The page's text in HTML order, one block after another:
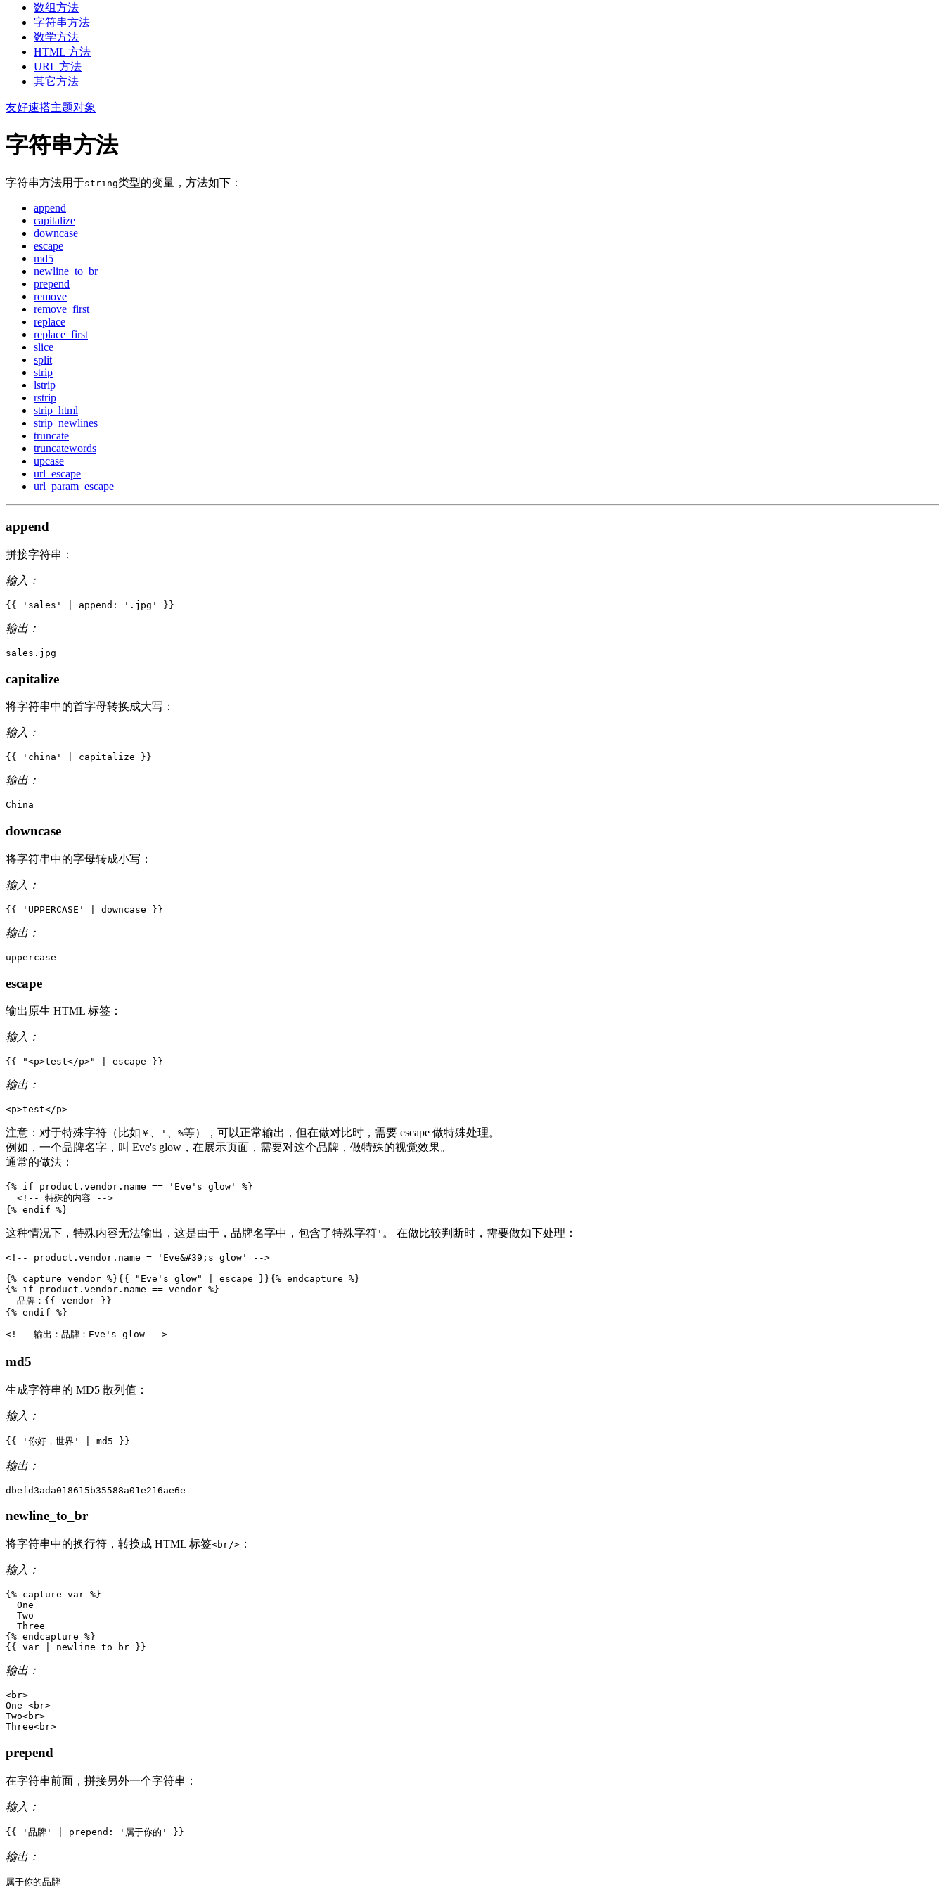
数组方法
字符串方法
数学方法
HTML 方法
URL 方法
其它方法
友好速搭主题对象
字符串方法
字符串方法用于string类型的变量，方法如下：
append
capitalize
downcase
escape
md5
newline_to_br
prepend
remove
remove_first
replace
replace_first
slice
split
strip
lstrip
rstrip
strip_html
strip_newlines
truncate
truncatewords
upcase
url_escape
url_param_escape
append
拼接字符串：
输入：
{{ ' sa l es ' append : ' . j pg ' }}
输出：
capitalize
将字符串中的首字母转换成大写：
输入：
{{ ' c hina ' capitalize }}
输出：
downcase
将字符串中的字母转成小写：
输入：
{{ ' UPPERCASE ' downcase }}
输出：
escape
输出原生 HTML 标签：
输入：
{{ "<p>test</p>" escape }}
输出：
<p>test</p>
注意：对于特殊字符（比如 ￥ ' %等），可以正常输出，但在做对比时，需要 escape 做特殊处理。
例如，一个品牌名字，叫 Eve's glow，在展示页面，需要对这个品牌，做特殊的视觉效果。
通常的做法：
{% if product . vendor . name == ' Eve ' s glow ' %}
< ! - - 特殊的内容 - ->
{ % end if %}
这种情况下，特殊内容无法输出，这是由于，品牌名字中，包含了特殊字符 ' 。 在做比较判断时，需要做如下处理：
<!-- product.vendor.name = 'Eve&#39;s glow' -->
{% capture vendor %}{{ " Eve ' s g low" escape }}{% endcapture %}
{% if product . vendor . name == vendor %}
  品牌：
{{ vendor
}}
{% endif %}
<!-- 输出：品牌：Eve's glow -->
md5
生成字符串的 MD5 散列值：
输入：
{{ ' 你好 ， 世界 ' md5 }}
输出：
newline_to_br
将字符串中的换行符，转换成 HTML 标签<br/> ：
输入：
{% capture var %}
  One
  Two
{% endcapture %}
{{
var newline_to_br }}
输出：
<br>
One <br>
Two<br>
Three<br>
prepend
在字符串前面，拼接另外一个字符串：
输入：
{{ ' 品牌 ' prepend : ' 属于你的 ' }}
输出：